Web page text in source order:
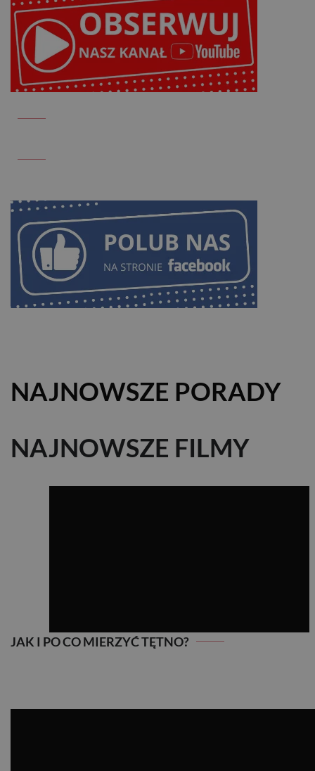
NAJNOWSZE PORADY
NAJNOWSZE FILMY
JAK I PO CO MIERZYĆ TĘTNO?